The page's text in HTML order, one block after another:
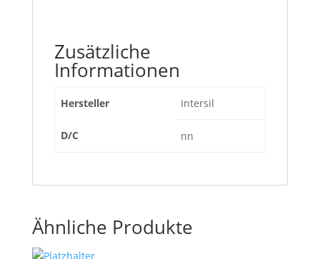
Zusätzliche
Informationen
Hersteller Intersil
D/C nn
Ähnliche Produkte